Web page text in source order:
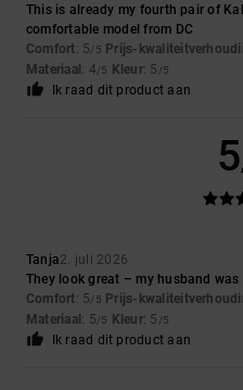
This is already my fourth pair of
comfortable model from DC
Comfort: 5/5 Prijs-
Materiaal : 4/5 Kleur: 5 /5
Ik raad dit product aan
5
Tanja2. juli 2026
They look great – my husband was
Comfort: 5/5 Prijs-
Materiaal : 5/5 Kleur: 5 /5
Ik raad dit product aan